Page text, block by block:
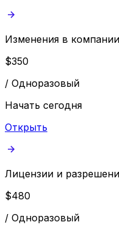
Изменения в компании
$350
/ Одноразовый
Начать сегодня
Открыть
Лицензии и
$480
/ Одноразовый